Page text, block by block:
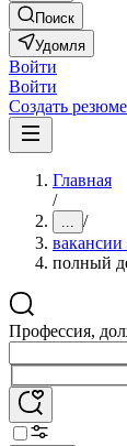
Поиск
Удомля
Войти
Войти
Создать резюме
Главная
/
... /
полный
Профессия,